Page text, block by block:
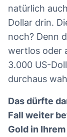
natürlich
Dollar drin.
noch? Denn
wertlos oder
3.000 US-
durchaus
Das dürfte
Fall weiter
Gold in